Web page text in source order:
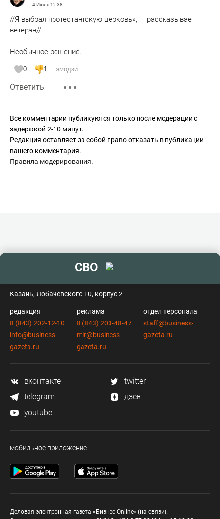
4 Июля12:38
//Я выбрал протестантскую церковь», — рассказывает
ветеран//
Необычное решение.
0 1 эмодзи
Ответить
Все комментарии публикуются только после модерации с
задержкой 2-10 минут.
Редакция оставляет за собой право отказать в публикации
вашего комментария.
Правила модерирования.
СВО
Казань, Лобачевского 10, корпус 2
редакция
8 (843) 202-12-10
info@business-
gazeta.ru
реклама
8 (843) 203-48-47
mir@business-
gazeta.ru
отдел персонала
staff@business-
gazeta.ru
вконтакте
twitter
telegram
дзен
youtube
мобильное приложение
Деловая электронная газета «Бизнес Online» (на связи).